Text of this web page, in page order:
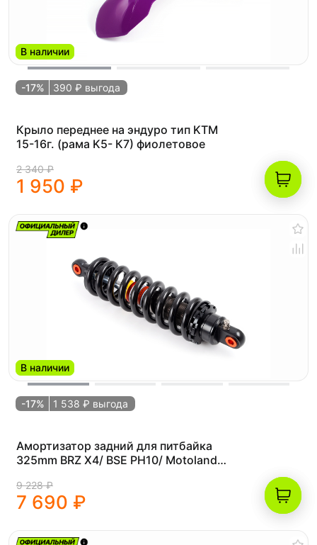
В наличии
-17% 390 ₽ выгода
Крыло переднее на эндуро тип KTM
15-16г. (рама K5- К7) фиолетовое
2 340 ₽
1 950 ₽
В наличии
-17% 1 538 ₽ выгода
Амортизатор задний для питбайка
325mm BRZ X4/ BSE PH10/ Motoland
9 228 ₽
7 690 ₽